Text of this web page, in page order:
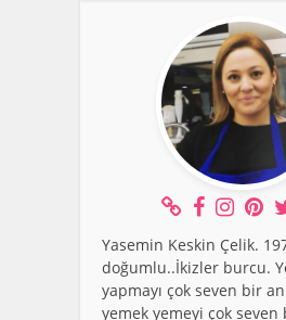
Yasemin Keskin Çelik.
doğumlu..İkizler burcu.
yapmayı çok seven bir
yemek yemeyi çok seven